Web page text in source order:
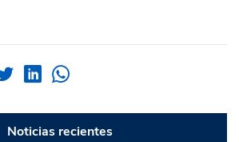
Noticias recientes